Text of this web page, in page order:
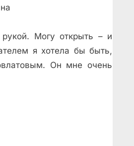
Могу открыть – и
я хотела бы быть,
Он мне очень